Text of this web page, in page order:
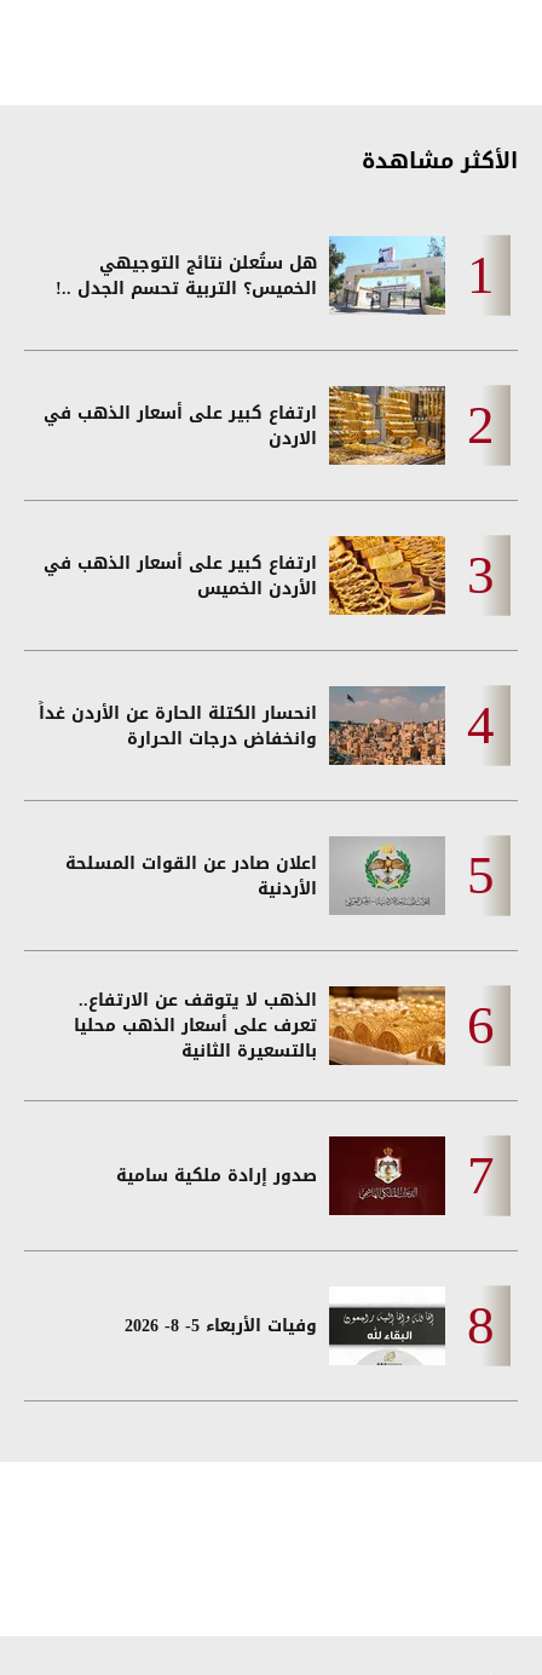
الأكثر مشاهدة
هل ستُعلن نتائج التوجيهي
الخميس؟ التربية تحسم الجدل ..!
ارتفاع كبير على أسعار الذهب في
الاردن
ارتفاع كبير على أسعار الذهب في
الأردن الخميس
انحسار الكتلة الحارة عن الأردن غداً
وانخفاض درجات الحرارة
اعلان صادر عن القوات المسلحة
الأردنية
الذهب لا يتوقف عن الارتفاع..
تعرف على أسعار الذهب محليا
بالتسعيرة الثانية
صدور إرادة ملكية سامية
وفيات الأربعاء 5- 8- 2026